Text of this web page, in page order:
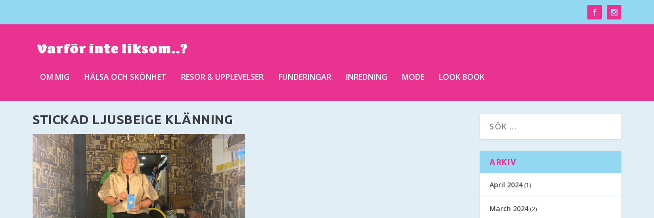
OM MIG HÄLSA OCH SKÖNHET RESOR & UPPLEVELSER FUNDERINGAR INREDNING MODE LOOK BOOK
STICKAD LJUSBEIGE KLÄNNING
ARKIV
April 2024 (1)
March 2024 (2)